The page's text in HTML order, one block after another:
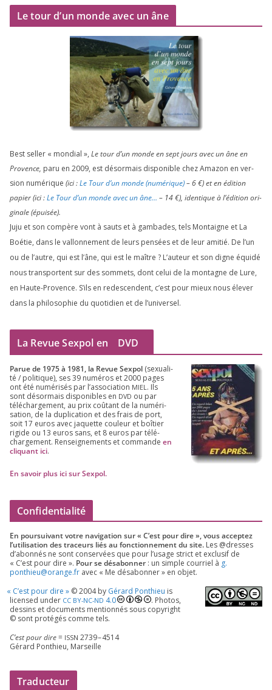
Le tour d’un monde avec un âne
Best sel­ler « mon­dial », Le tour d’un monde en sept jours avec un âne en
Provence, paru en 2009, est désor­mais dis­po­nible chez Amazon en ver­
sion numé­rique (ici :Le Tour d’un monde (numé­rique)–6€) et en édi­tion
papier (ici :Le Tour d’un monde avec un âne… – 14€), iden­tique à l’é­di­tion ori­
gi­nale (épui­sée).
Juju et son com­père vont à sauts et à gam­bades, tels Montaigne et La
Boétie, dans le val­lon­ne­ment de leurs pen­sées et de leur ami­tié. De l’un
ou de l’autre, qui est l’âne, qui est le maître ? L’auteur et son digne équi­dé
nous trans­portent sur des som­mets, dont celui de la mon­tagne de Lure,
en Haute-Provence. S’ils en redes­cendent, c’est pour mieux nous éle­ver
dans la phi­lo­so­phie du quo­ti­dien et de l’universel.
La Revue Sexpol en DVD
Parue de 1975à 1981, la Revue Sex­pol (sexua­li­
té /​ poli­tique), ses39 numé­ros et2000 pages
ont été numé­ri­sés par l’as­so­cia­tion MIEL. Ils
sont désor­mais dis­po­nibles en DVD ou par
télé­char­ge­ment, au prix coû­tant de la numé­ri­
sa­tion, de la dupli­ca­tion et des frais de port,
soit 17 euros avec jaquette cou­leur et boî­tier
rigide ou 13 euros sans, et 8 euros par télé­
char­ge­ment. Ren­sei­gne­ments et com­mande en
cli­quant ici.
En savoir plus ici sur Sexpol.
Confidentialité
En pour­sui­vant votre navi­ga­tion sur « C’est pour dire », vous accep­tez
l’utilisation des tra­ceurs liés au fonc­tion­ne­ment du site. Les @dresses
d’a­bon­nés ne sont conser­vées que pour l’u­sage strict et exclu­sif de
« C’est pour dire ». Pour se désa­bon­ner : un simple cour­riel à g.​
ponthieu@​orange.​fr avec « Me désa­bon­ner » en objet.
« C’est pour dire » ©2004by Gérard Ponthieu is
licen­sed under CC BY-NC-ND 4.0
. Photos,
des­sins et docu­ments men­tion­nés sous copy­right
© sont pro­té­gés comme tels.
C’est pour dire= ISSN 2739–4514
Gérard Ponthieu, Marseille
Traducteur